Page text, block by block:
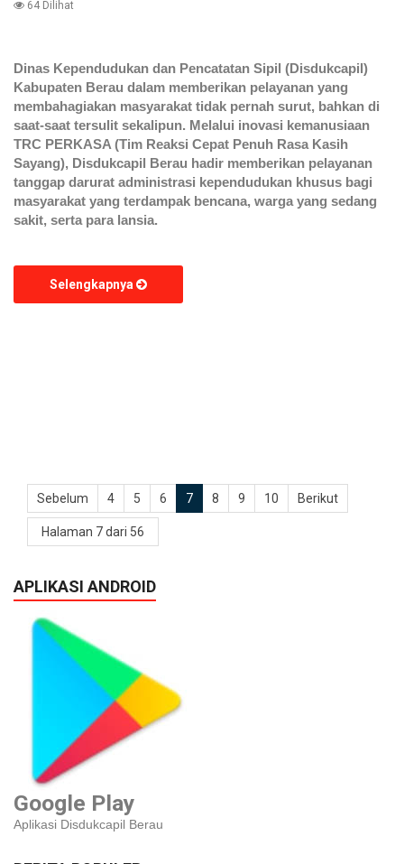
64 Dilihat
Dinas Kependudukan dan Pencatatan Sipil (Disdukcapil)
Kabupaten Berau dalam memberikan pelayanan yang
membahagiakan masyarakat tidak pernah surut, bahkan di
saat-saat tersulit sekalipun. Melalui inovasi kemanusiaan
TRC PERKASA (Tim Reaksi Cepat Penuh Rasa Kasih
Sayang), Disdukcapil Berau hadir memberikan pelayanan
tanggap darurat administrasi kependudukan khusus bagi
masyarakat yang terdampak bencana, warga yang sedang
sakit, serta para lansia.
Selengkapnya
Sebelum 4 5 6 7 8 9 10 Berikut
Halaman 7 dari 56
APLIKASI ANDROID
Google Play
Aplikasi Disdukcapil Berau